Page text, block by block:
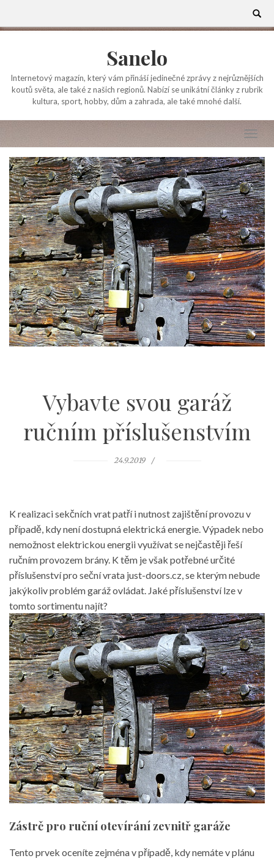
Search
Sanelo
Internetový magazín, který vám přináší jedinečné zprávy z nejrůznějších
koutů světa, ale také z našich regionů. Nabízí se unikátní články z rubrik
kultura, sport, hobby, dům a zahrada, ale také mnohé další.
Vybavte svou garáž
ručním příslušenstvím
24.9.2019
K realizaci sekčních vrat patří i nutnost zajištění provozu v
případě, kdy není dostupná elektrická energie. Výpadek nebo
nemožnost elektrickou energii využívat se nejčastěji řeší
ručním provozem brány. K těm je však potřebné určité
příslušenství pro seční vrata just-doors.cz, se kterým nebude
jakýkoliv problém garáž ovládat. Jaké příslušenství lze v
tomto sortimentu najít?
Zástrč pro ruční otevírání zevnitř garáže
Tento prvek oceníte zejména v případě, kdy nemáte v plánu